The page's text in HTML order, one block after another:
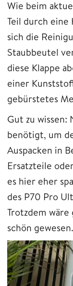
Wie beim
Teil durch
sich die
Staubbeutel
diese Klappe
einer
gebürstetes
Gut zu wissen:
benötigt, um
Auspacken in
Ersatzteile
es hier eher
des P70 Pro
Trotzdem
schön gewesen.